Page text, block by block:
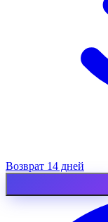
Возврат 14 дней